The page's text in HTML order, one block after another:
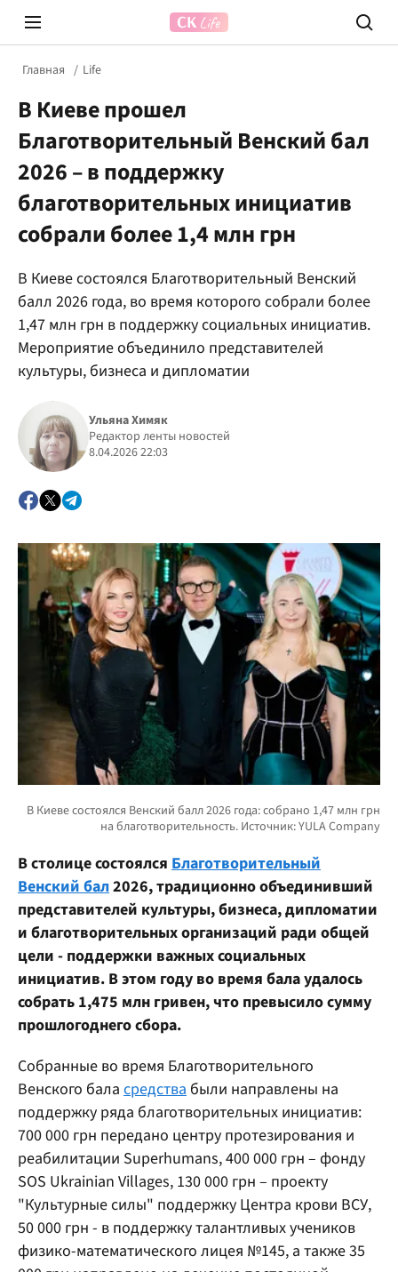
Prosecco Time
Главная Life
В Киеве прошел
Благотворительный Венский бал
2026 – в поддержку
благотворительных инициатив
собрали более 1,4 млн грн
В Киеве состоялся Благотворительный Венский
балл 2026 года, во время которого собрали более
1,47 млн грн в поддержку социальных инициатив.
Мероприятие объединило представителей
культуры, бизнеса и дипломатии
Ульяна Химяк
Редактор ленты новостей
8.04.2026 22:03
В столице состоялся Благотворительный
Венский бал2026, традиционно объединивший
представителей культуры, бизнеса, дипломатии
и благотворительных организаций ради общей
цели - поддержки важных социальных
инициатив. В этом году во время бала удалось
собрать 1,475 млн гривен, что превысило сумму
прошлогоднего сбора.
Собранные во время Благотворительного
Венского бала средства были направлены на
поддержку ряда благотворительных инициатив:
700 000 грн передано центру протезирования и
реабилитации Superhumans, 400 000 грн – фонду
SOS Ukrainian Villages, 130 000 грн – проекту
"Культурные силы" поддержку Центра крови ВСУ,
50 000 грн - в поддержку талантливых учеников
физико-математического лицея №145, а также 35